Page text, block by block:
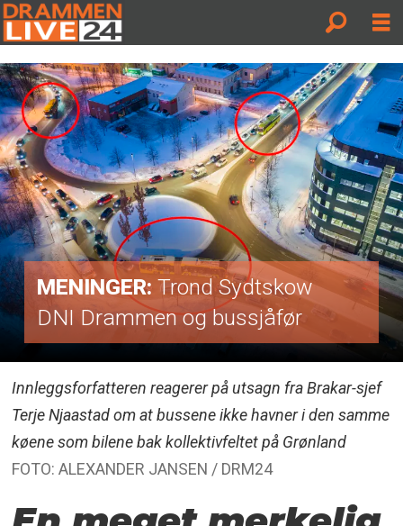
MENINGER:Trond Sydtskow
DNI Drammen og bussjåfør
Innleggsforfatteren reagerer på utsagn fra Brakar-sjef
Terje Njaastad om at bussene ikke havner i den samme
køene som bilene bak kollektivfeltet på Grønland
FOTO: ALEXANDER JANSEN / DRM24